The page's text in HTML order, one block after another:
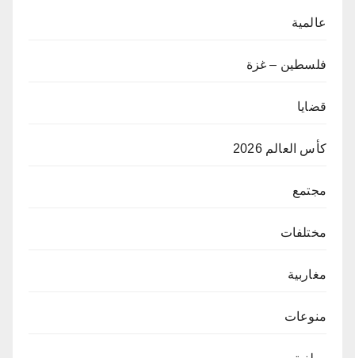
عالمية
فلسطين – غزة
قضايا
كأس العالم 2026
مجتمع
مختلفات
مغاربية
منوعات